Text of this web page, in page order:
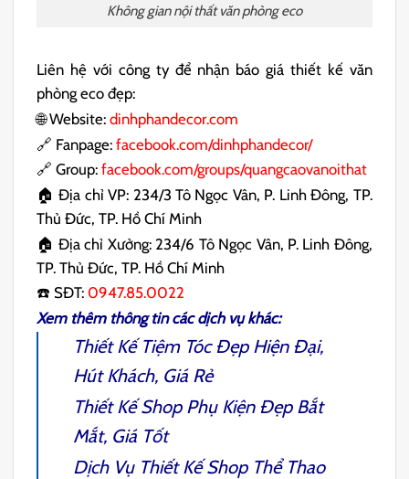
Không gian nội thất văn phòng eco
Liên hệ với công ty để nhận báo giá thiết kế văn
phòng eco đẹp:
🌐 Website:dinhphandecor.com
🔗 Fanpage:facebook.com/dinhphandecor/
🔗 Group: facebook.com/groups/quangcaovanoithat
🏠 Địa chỉ VP: 234/3 Tô Ngọc Vân, P. Linh Đông, TP.
Thủ Đức, TP. Hồ Chí Minh
🏠 Địa chỉ Xưởng: 234/6 Tô Ngọc Vân, P. Linh Đông,
TP. Thủ Đức, TP. Hồ Chí Minh
☎️ SĐT: 0947.85.0022
Xem thêm thông tin các dịch vụ khác:
Thiết Kế Tiệm TócĐẹp Hiện Đại,
Hút Khách, Giá Rẻ
Thiết Kế Shop Phụ KiệnĐẹp Bắt
Mắt, Giá Tốt
Dịch Vụ Thiết Kế Shop Thể Thao